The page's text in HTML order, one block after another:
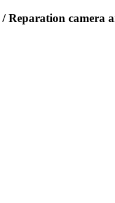
/ Reparation camera